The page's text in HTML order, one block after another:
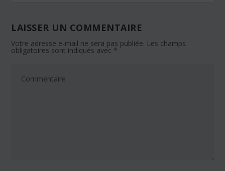
LAISSER UN COMMENTAIRE
Votre adresse e-mail ne sera pas publiée. Les champs
obligatoires sont indiqués avec *